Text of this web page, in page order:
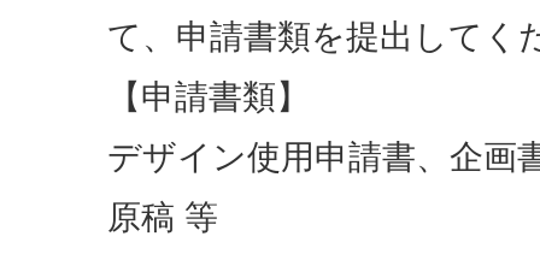
て、申請書類を提出してく
【申請書類】
デザイン使用申請書、企画
原稿 等